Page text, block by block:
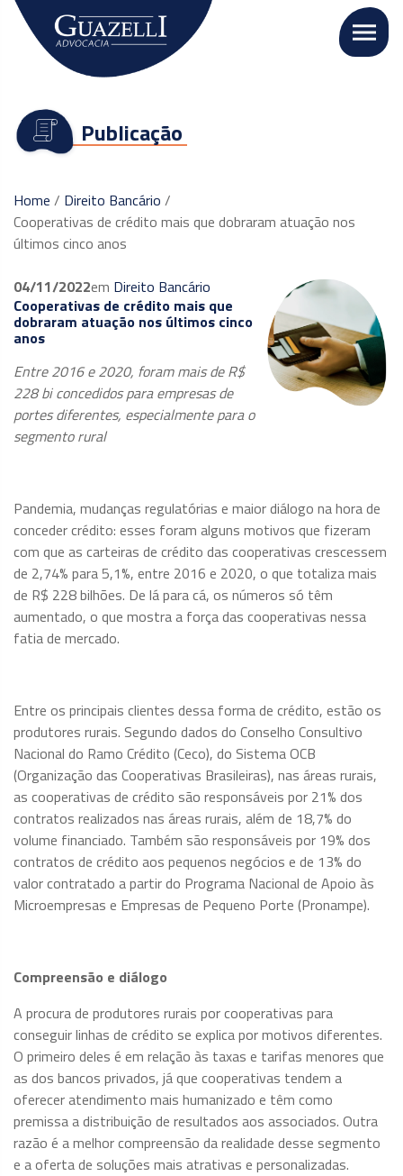
Publicação
Home / Direito Bancário /
Cooperativas de crédito mais que dobraram atuação nos
últimos cinco anos
04/11/2022em Direito Bancário
Cooperativas de crédito mais que
dobraram atuação nos últimos cinco
anos
Entre 2016 e 2020, foram mais de R$
228 bi concedidos para empresas de
portes diferentes, especialmente para o
segmento rural
Pandemia, mudanças regulatórias e maior diálogo na hora de
conceder crédito: esses foram alguns motivos que fizeram
com que as carteiras de crédito das cooperativas crescessem
de 2,74% para 5,1%, entre 2016 e 2020, o que totaliza mais
de R$ 228 bilhões. De lá para cá, os números só têm
aumentado, o que mostra a força das cooperativas nessa
fatia de mercado.
Entre os principais clientes dessa forma de crédito, estão os
produtores rurais. Segundo dados do Conselho Consultivo
Nacional do Ramo Crédito (Ceco), do Sistema OCB
(Organização das Cooperativas Brasileiras), nas áreas rurais,
as cooperativas de crédito são responsáveis por 21% dos
contratos realizados nas áreas rurais, além de 18,7% do
volume financiado. Também são responsáveis por 19% dos
contratos de crédito aos pequenos negócios e de 13% do
valor contratado a partir do Programa Nacional de Apoio às
Microempresas e Empresas de Pequeno Porte (Pronampe).
Compreensão e diálogo
A procura de produtores rurais por cooperativas para
conseguir linhas de crédito se explica por motivos diferentes.
O primeiro deles é em relação às taxas e tarifas menores que
as dos bancos privados, já que cooperativas tendem a
oferecer atendimento mais humanizado e têm como
premissa a distribuição de resultados aos associados. Outra
razão é a melhor compreensão da realidade desse segmento
e a oferta de soluções mais atrativas e personalizadas.